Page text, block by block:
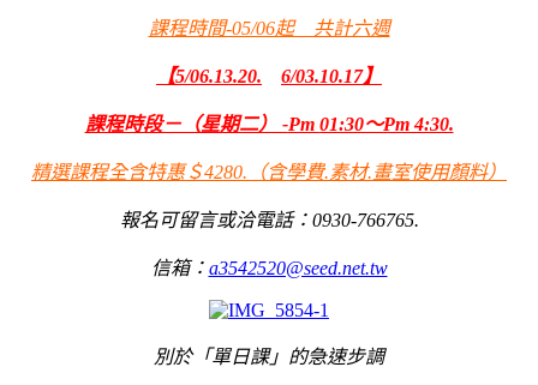
課程時間-05/06起 共計六週
【5/06.13.20. 6/03.10.17】
課程時段－（星期二） -Pm 01:30～Pm 4:30.
精選課程全含特惠＄4280.（含學費.素材.畫室使用顏料）
報名可留言或洽電話：0930-766765.
信箱： a3542520@seed.net.tw
別於「單日課」的急速步調